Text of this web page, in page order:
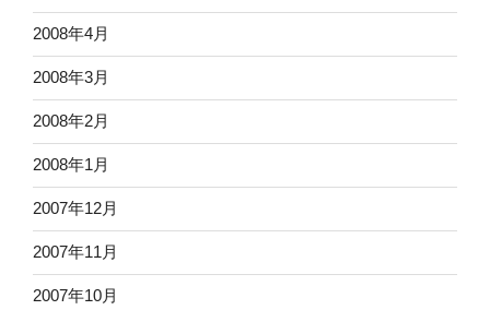
2008年4月
2008年3月
2008年2月
2008年1月
2007年12月
2007年11月
2007年10月